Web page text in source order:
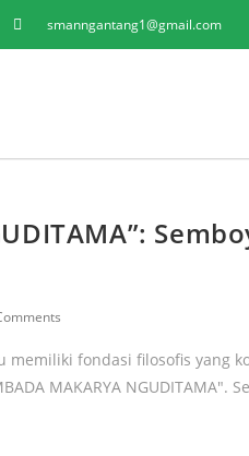
smanngantang1@gmail.com
fondasi filosofis yang
MAKARYA NGUDITAMA".